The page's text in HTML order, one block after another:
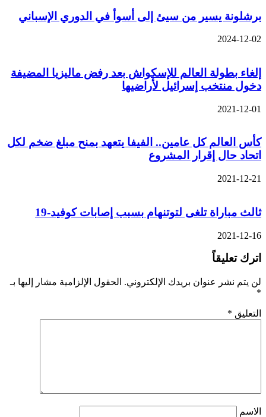
برشلونة يسير من سيئ إلى أسوأ في الدوري الإسباني
2024-12-02
إلغاء بطولة العالم للإسكواش بعد رفض ماليزيا المضيفة
دخول منتخب إسرائيل لأراضيها
2021-12-01
كأس العالم كل عامين.. الفيفا يتعهد بمنح مبلغ ضخم لكل
اتحاد حال إقرار المشروع
2021-12-21
ثالث مباراة تلغى لتوتنهام بسبب إصابات كوفيد-19
2021-12-16
اترك تعليقاً
لن يتم نشر عنوان بريدك الإلكتروني. الحقول الإلزامية مشار إليها بـ
*
التعليق *
الاسم